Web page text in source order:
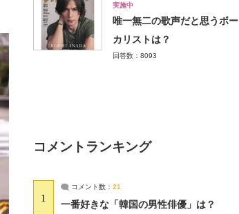
実施中
唯一無二の歌声だと思うボー
カリストは？
回答数：8093
コメントランキング
1
コメント数： 21
一番好きな「韓国の男性俳優」は？